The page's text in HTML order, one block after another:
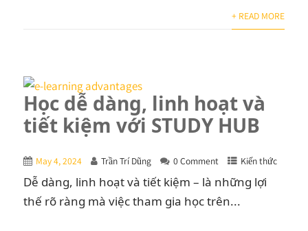
+ READ MORE
Học dễ dàng, linh hoạt và
tiết kiệm với STUDY HUB
May 4, 2024 Trần Trí Dũng 0 Comment Kiến thức
Dễ dàng, linh hoạt và tiết kiệm – là những lợi
thế rõ ràng mà việc tham gia học trên...